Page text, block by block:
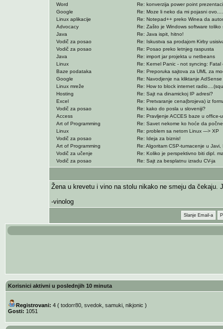
Word
Re: konverzija power point
Google
Re: Moze li neko da mi pojasni ovo....
Linux aplikacije
Re: Notepad++ preko Winea da
Advocacy
Re: Zašto je Windows software toliko
Java
Re: Java ispit, hitno!
Vodič za posao
Re: Iskustva sa prodajom Kirby
Vodič za posao
Re: Posao preko letnjeg raspusta
Java
Re: import jar projekta u netbeans
Linux
Re: Kernel Panic - not syncing:
Baze podataka
Re: Preporuka sajtova za UML za
Google
Re: Navodjenje na kliktanje AdSense
Linux mreže
Re: How to block internet
Hosting
Re: Sajt na dinamickoj IP adresi?
Excel
Re: Pretvaranje cena(brojeva) iz
Vodič za posao
Re: kako do posla u sloveniji?
Access
Re: Pravljenje ACCES baze u office-
Art of Programming
Re: Savet nekome ko hoće da
Linux
Re: problem sa netom Linux ---> XP
Vodič za posao
Re: Ideja za biznis!
Art of Programming
Re: Algoritam CSP-tumacenje u
Vodič za učenje
Re: Koliko je perspektivno biti dipl.
Vodič za posao
Re: Sajt za besplatnu izradu CV-ja
Žena u krevetu i vino na stolu nikako ne smeju da čekaju.
-vinolog
Slanje Email-a
Korisnici aktivni u poslednjih 10 minuta
Registrovani: 4 ( todorr80, svedok samuki, nikjonic )
Gosti: 1051